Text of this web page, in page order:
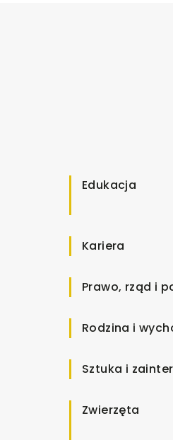
Edukacja
Kariera
Prawo, rząd i
Rodzina i
Sztuka i
Zwierzęta